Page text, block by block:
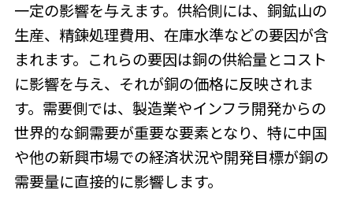
一定の影響を与えます。供給側には、銅鉱山の
生産、精錬処理費用、在庫水準などの要因が含
まれます。これらの要因は銅の供給量とコスト
に影響を与え、それが銅の価格に反映されま
す。需要側では、製造業やインフラ開発からの
世界的な銅需要が重要な要素となり、特に中国
や他の新興市場での経済状況や開発目標が銅の
需要量に直接的に影響します。